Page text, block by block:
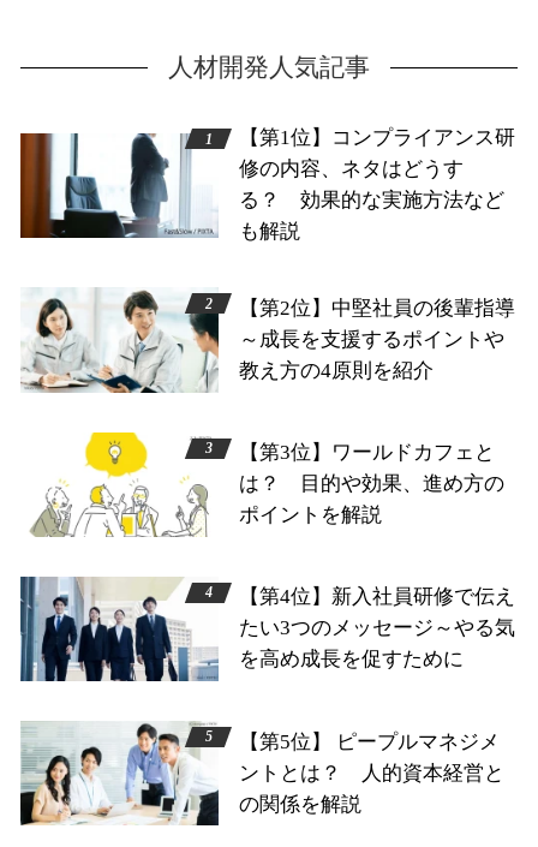
人材開発人気記事
【第1位】コンプライアンス研
修の内容、ネタはどうす
る？ 効果的な実施方法など
も解説
【第2位】中堅社員の後輩指導
～成長を支援するポイントや
教え方の4原則を紹介
【第3位】ワールドカフェと
は？ 目的や効果、進め方の
ポイントを解説
【第4位】新入社員研修で伝え
たい3つのメッセージ～やる気
を高め成長を促すために
【第5位】 ピープルマネジメ
ントとは？ 人的資本経営と
の関係を解説